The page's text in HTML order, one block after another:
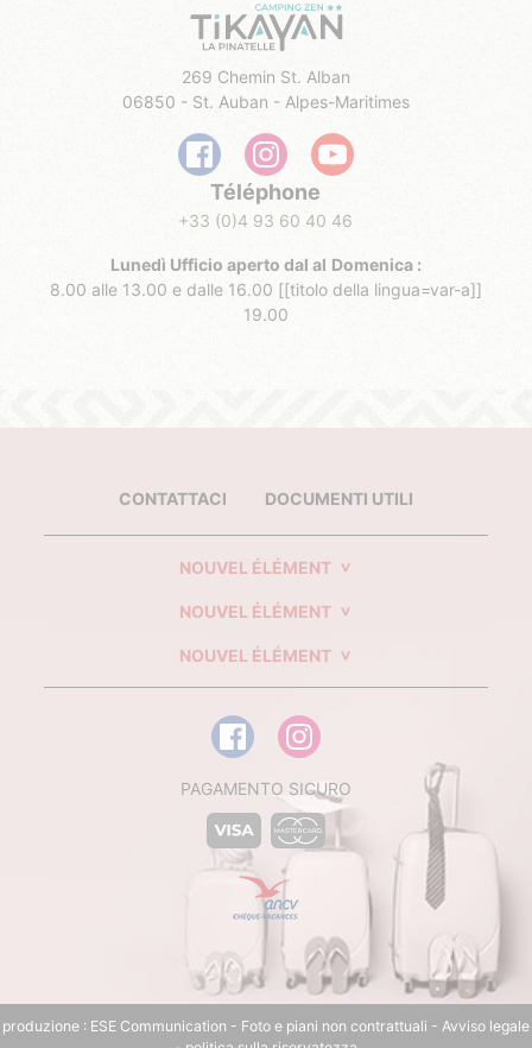
269 Chemin St. Alban
06850 - St. Auban - Alpes-Maritimes
Téléphone
+33 (0)4 93 60 40 46
Lunedì Ufficio aperto dal al Domenica :
8.00 alle 13.00 e dalle 16.00 [[titolo della lingua=var-a]]
19.00
CONTATTACI DOCUMENTI UTILI
NOUVEL ÉLÉMENT
NOUVEL ÉLÉMENT
NOUVEL ÉLÉMENT
PAGAMENTO SICURO
produzione : ESE Communication - Foto e piani non contrattuali - Avviso legale